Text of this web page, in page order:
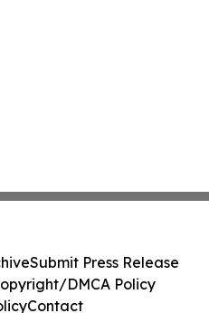
Submit Press Release
DMCA Policy
Contact